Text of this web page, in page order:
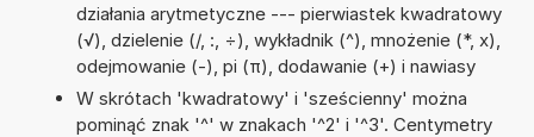
działania arytmetyczne --- pierwiastek kwadratowy
(√), dzielenie (/, :, ÷), wykładnik (^), mnożenie (*, x),
odejmowanie (-), pi (π), dodawanie (+) i nawiasy
W skrótach 'kwadratowy' i 'sześcienny' można
pominąć znak '^' w znakach '^2' i '^3'. Centymetry